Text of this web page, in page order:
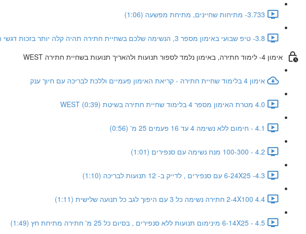
3.733- מתיחות שחיינים, מתיחת מפשעה (1:06)
3.8- טיפ שבועי באימון מספר 3, הנשימה שלכם בשחיית חתירה תהיה קלה יותר בזכות דגשי הציפה (0:53)
אימון 4- לימוד חתירה, באימון נלמד לספור תנועות ולהאריך תנועות בשחיית חתירה WEST
אימון 4 בלימוד שחיית חתירה - קריאת האימון פעמיים וללכת לבריכה עם חיוך ענק
4.0 מטרת האימון מספר 4 בלימוד שחיית חתירה בשיטת WEST (0:39)
4.1 - חימום ללא נשימה 4 עד 16 פעמים 25 מ' (0:56)
4.2 - 100-300 מנח נשימה עם סנפירים (1:01)
4.3- 6-24X25 עם סנפירים , לדייק ב- 12 תנועות לבריכה (1:10)
4.4 2-4X100 חתירה נשימה כל 3 עם היפוך לגב כל תנועה שלישית (1:11)
4.5 - 6-14X25 מינימום תנועות ללא סנפירים , בסיום כל 25 מ' חתירה מתיחת חץ (1:49)